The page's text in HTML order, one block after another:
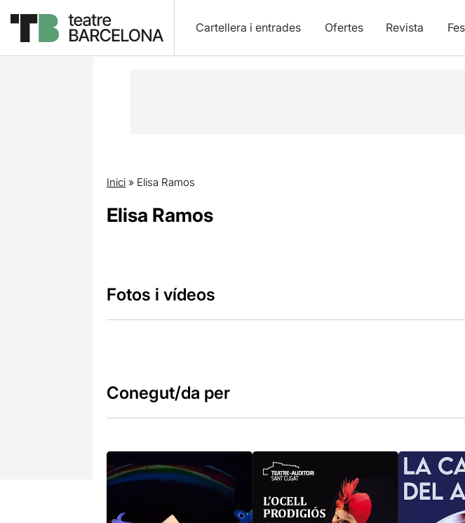
Cartellera i entrades Ofertes Revista
Inici» Elisa Ramos
Elisa Ramos
Fotos i vídeos
Conegut/da per